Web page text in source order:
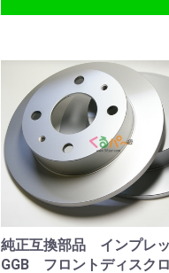
純正互換部品 インプレ
GGB フロントディスク
お買